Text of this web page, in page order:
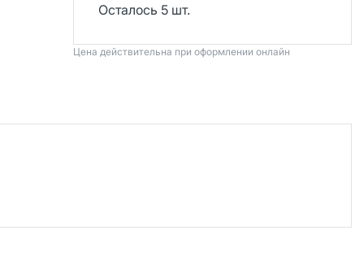
Осталось 5 шт.
Цена действительна при оформлении онлайн